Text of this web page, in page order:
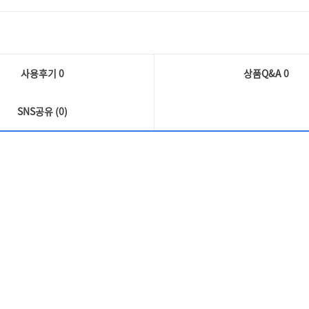
사용후기 0 상품Q&A0
SNS공유 (0)